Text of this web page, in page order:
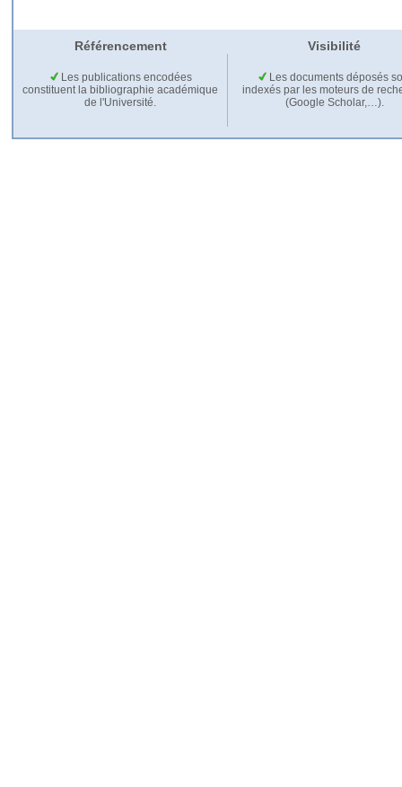
Référencement Visibilité
Les publications encodées
constituent la bibliographie académique
de l'Université.
Les documents déposés
indexés par les moteurs de
(Google Scholar,…).